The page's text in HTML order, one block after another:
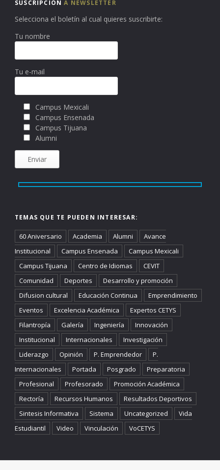
SUSCRIPCIÓNA NEWSLETTER
Selecciona el boletín al cual quieres suscribirte:
Tu nombre
Tu e-mail
Campus Mexicali
Campus Ensenada
Campus Tijuana
Alumni
TEMAS QUE TE PUEDEN INTERESAR:
60 Aniversario Academia Alumni
Avance
Institucional
Campus Ensenada
Campus Mexicali
Campus Tijuana
Centro de Idiomas
CEVIT
Comunidad
Deportes
Desarrollo y promoción
Difusion cultural
Educación Continua
Emprendimiento
Eventos
Excelencia Académica
Expertos CETYS
Filantropía
Galería Ingeniería
Innovación
Institucional
Internacionales
Investigación
Liderazgo
Opinión P. Emprendedor
P.
Internacionales
Portada Posgrado
Preparatoria
Profesional
Profesorado
Promoción Académica
Rectoría
Recursos Humanos
Resultados Deportivos
Sintesis Informativa
Sistema Uncategorized
Vida
Estudiantil
Video Vinculación VoCETYS